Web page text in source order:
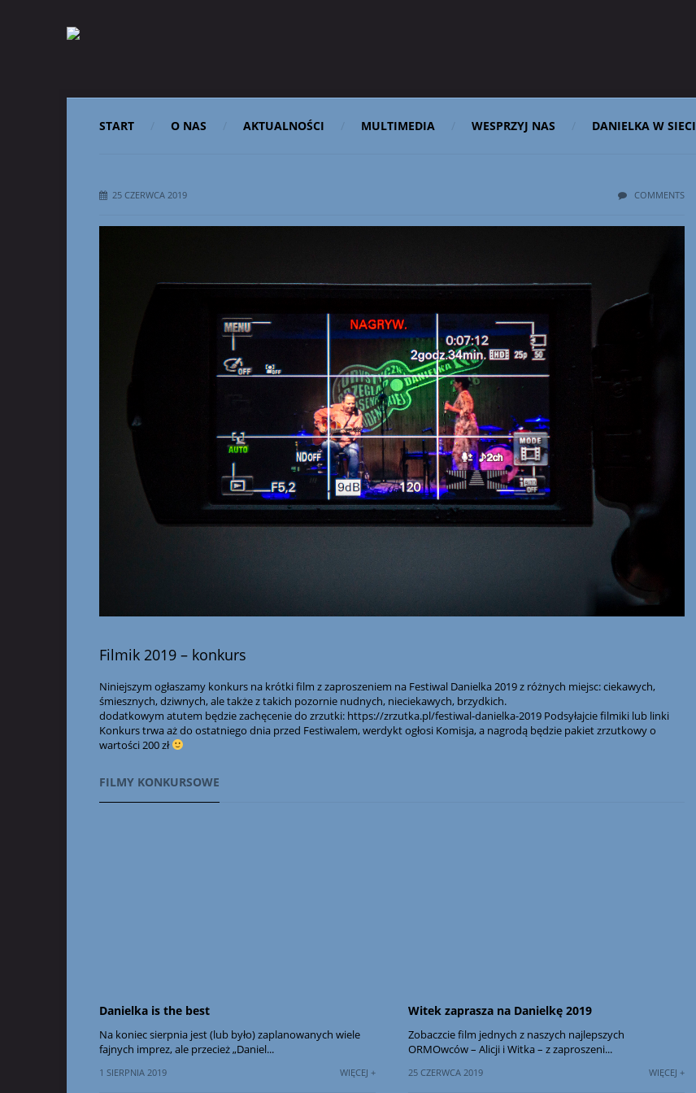
START O NAS AKTUALNOŚCI MULTIMEDIA WESPRZYJ NAS DANIELKA W SIECI
25 CZERWCA 2019 COMMENTS
Filmik 2019 – konkurs
Niniejszym ogłaszamy konkurs na krótki film z zaproszeniem na Festiwal Danielka 2019 z różnych miejsc: ciekawych,
śmiesznych, dziwnych, ale także z takich pozornie nudnych, nieciekawych, brzydkich.
dodatkowym atutem będzie zachęcenie do zrzutki: https://zrzutka.pl/festiwal-danielka-2019 Podsyłajcie filmiki lub linki
Konkurs trwa aż do ostatniego dnia przed Festiwalem, werdykt ogłosi Komisja, a nagrodą będzie pakiet zrzutkowy o
wartości 200 zł
FILMY KONKURSOWE
Danielka is the best
Na koniec sierpnia jest (lub było) zaplanowanych wiele
fajnych imprez, ale przecież „Daniel...
1 SIERPNIA 2019 WIĘCEJ +
Witek zaprasza na Danielkę 2019
Zobaczcie film jednych z naszych najlepszych
ORMOwców – Alicji i Witka – z zaproszeni...
25 CZERWCA 2019 WIĘCEJ +